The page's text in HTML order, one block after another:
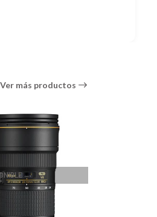
realizar imágenes
con la anulación de
Ver más productos
NO DISPONIBLE